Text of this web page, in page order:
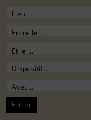
Filtrer